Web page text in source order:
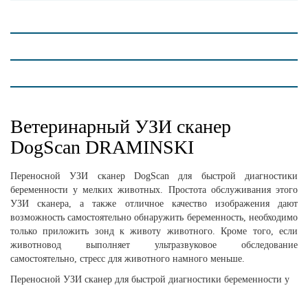
Ветеринарный УЗИ сканер
DogScan DRAMINSKI
Переносной УЗИ сканер DogScan для быстрой диагностики
беременности у мелких животных. Простота обслуживания этого
УЗИ сканера, а также отличное качество изображения дают
возможность самостоятельно обнаружить беременность, необходимо
только приложить зонд к животу животного. Кроме того, если
животновод выполняет ультразвуковое обследование
самостоятельно, стресс для животного намного меньше.
Переносной УЗИ сканер для быстрой диагностики беременности у